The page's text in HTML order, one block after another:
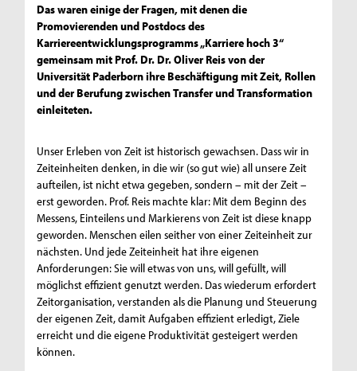
Das waren einige der Fragen, mit denen die
Promovierenden und Postdocs des
Karriereentwicklungsprogramms „Karriere hoch 3“
gemeinsam mit Prof. Dr. Dr. Oliver Reis von der
Universität Paderborn ihre Beschäftigung mit Zeit, Rollen
und der Berufung zwischen Transfer und Transformation
einleiteten.
Unser Erleben von Zeit ist historisch gewachsen. Dass wir in
Zeiteinheiten denken, in die wir (so gut wie) all unsere Zeit
aufteilen, ist nicht etwa gegeben, sondern – mit der Zeit –
erst geworden. Prof. Reis machte klar: Mit dem Beginn des
Messens, Einteilens und Markierens von Zeit ist diese knapp
geworden. Menschen eilen seither von einer Zeiteinheit zur
nächsten. Und jede Zeiteinheit hat ihre eigenen
Anforderungen: Sie will etwas von uns, will gefüllt, will
möglichst effizient genutzt werden. Das wiederum erfordert
Zeitorganisation, verstanden als die Planung und Steuerung
der eigenen Zeit, damit Aufgaben effizient erledigt, Ziele
erreicht und die eigene Produktivität gesteigert werden
können.